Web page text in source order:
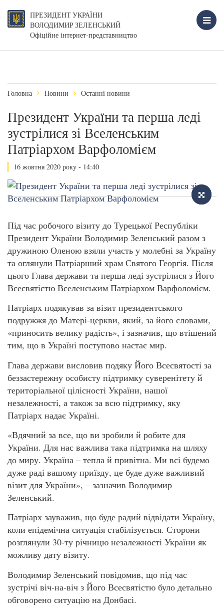
ПРЕЗИДЕНТ УКРАЇНИ
ВОЛОДИМИР ЗЕЛЕНСЬКИЙ
Офіційне інтернет-представництво
Головна Новини Останні новини
Президент України та перша леді
зустрілися зі Вселенським
Патріархом Варфоломієм
16 жовтня 2020 року - 14:40
Під час робочого візиту до Турецької Республіки
Президент України Володимир Зеленський разом з
дружиною Оленою взяли участь у молебні за Україну
та оглянули Патріарший храм Святого Георгія. Після
цього Глава держави та перша леді зустрілися з Його
Всесвятістю Вселенським Патріархом Варфоломієм.
Патріарх подякував за візит президентського
подружжя до Матері-церкви, який, за його словами,
«приносить велику радість», і зазначив, що втішений
тим, що в Україні поступово настає мир.
Глава держави висловив подяку Його Всесвятості за
беззастережну особисту підтримку суверенітету й
територіальної цілісності України, нашої
незалежності, а також за всю підтримку, яку
Патріарх надає Україні.
«Вдячний за все, що ви зробили й робите для
України. Для нас важлива така підтримка на шляху
до миру. Україна – тепла й привітна. Ми всі будемо
дуже раді вашому приїзду, це буде дуже важливий
візит для України», – зазначив Володимир
Зеленський.
Патріарх зауважив, що буде радий відвідати Україну,
коли епідемічна ситуація стабілізується. Сторони
розглянули 30-ту річницю незалежності України як
можливу дату візиту.
Володимир Зеленський повідомив, що під час
зустрічі віч-на-віч з Його Всесвятістю було детально
обговорено ситуацію на Донбасі.